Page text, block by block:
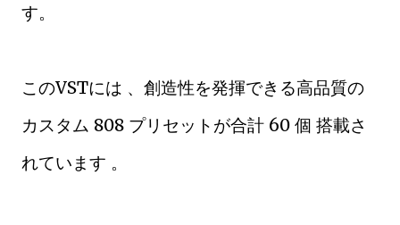
す。
このVSTには 、創造性を発揮できる高品質の
カスタム 808 プリセットが合計 60 個 搭載さ
れています 。